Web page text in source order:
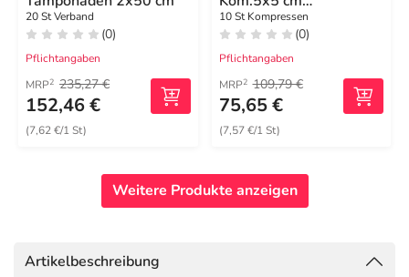
20 St Verband
(0)
Pflichtangaben
MRP2 235,27 €
152,46 €
(7,62 €/1 St)
Hydrofaserverband
10 St Kompressen
(0)
Pflichtangaben
MRP2 109,79 €
75,65 €
(7,57 €/1 St)
Weitere Produkte anzeigen
Artikelbeschreibung